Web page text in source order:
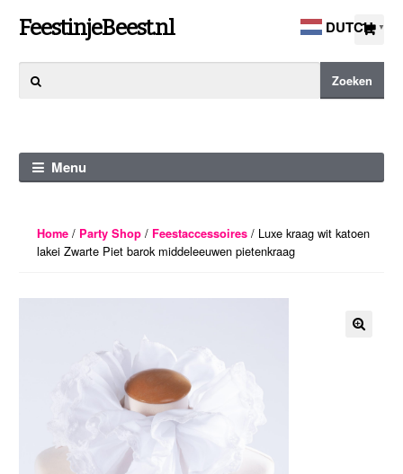
Ga
naar
navigatie
Ga
naar
de
FeestinjeBeest.nl
naar:
Zoeken
Menu
Home/ Party Shop/ Feestaccessoires/ Luxe kraag wit katoen
lakei Zwarte Piet barok middeleeuwen pietenkraag
DUTCH ▼